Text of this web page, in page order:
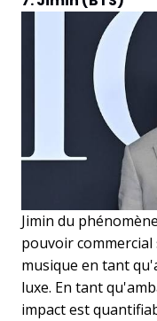
Jimin du
pouvoir
musique en tant
luxe. En tant
impact est